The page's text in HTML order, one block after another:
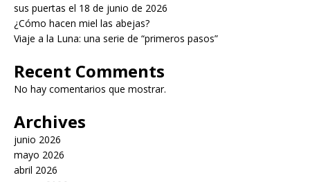
sus puertas el 18 de junio de 2026
¿Cómo hacen miel las abejas?
Viaje a la Luna: una serie de “primeros pasos”
Recent Comments
No hay comentarios que mostrar.
Archives
junio 2026
mayo 2026
abril 2026